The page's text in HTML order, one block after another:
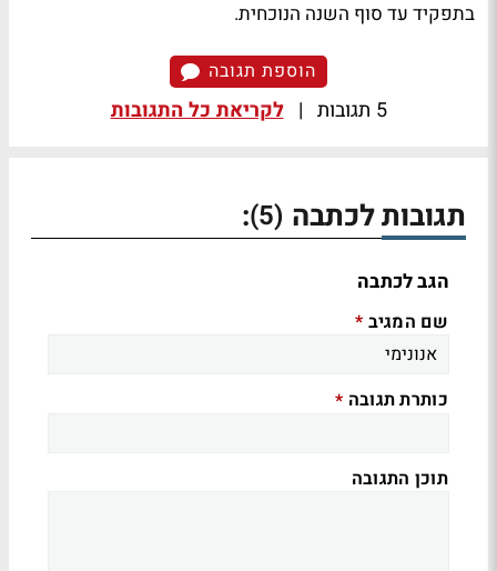
בתפקיד עד סוף השנה הנוכחית.
הוספת תגובה
5 תגובות | לקריאת כל התגובות
תגובות לכתבה (5)
:
הגב לכתבה
שם המגיב *
כותרת תגובה *
תוכן התגובה